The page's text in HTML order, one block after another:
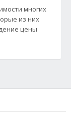
многих
из них
цены